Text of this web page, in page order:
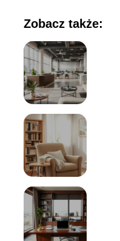
Zobacz także: